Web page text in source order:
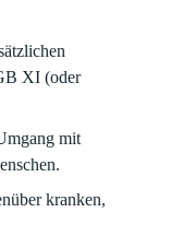
XI (oder
mit
kranken,